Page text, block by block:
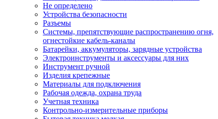
Не определено
Устройства безопасности
Разъемы
Системы, препятствующие распространению огня,
огнестойкие кабель-каналы
Батарейки, аккумуляторы, зарядные устройства
Электроинструменты и аксессуары для них
Инструмент ручной
Изделия крепежные
Материалы для подключения
Рабочая одежда, охрана труда
Учетная техника
Контрольно-измерительные приборы